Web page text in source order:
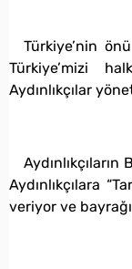
Türkiye’nin
Türkiye’mizi
Aydınlıkçılar
Aydınlıkçılara
veriyor ve